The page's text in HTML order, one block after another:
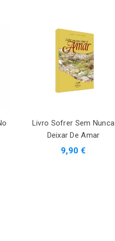
Livro Sofrer Sem Nunca
Deixar De Amar
9,90 €